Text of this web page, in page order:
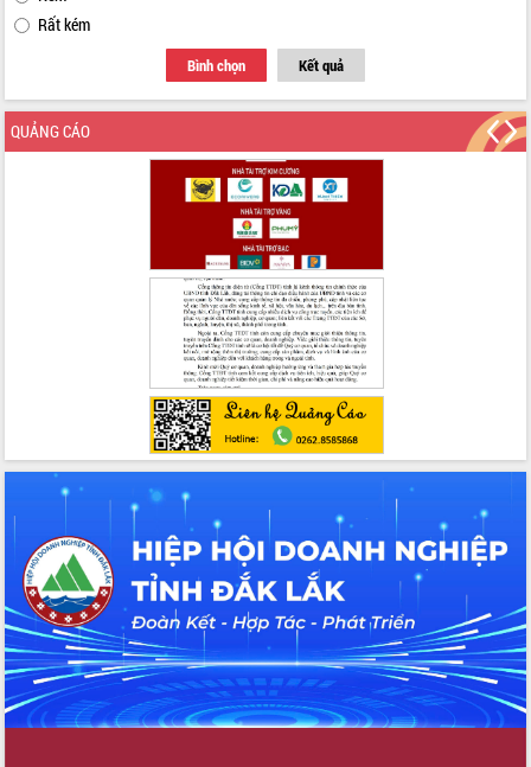
với Tập đoàn Bưu chính Viễn thông
Việt Nam
Thứ trưởng Bộ Y tế làm việc với tỉnh
cho trạm y tế cấp xã
du khách thông qua Hệ thống cơ sở dữ
Tập huấn ứng dụng trí tuệ nhân tạo (AI)
Đoàn đại biểu Quốc hội tỉnh Đắk Lắk
trao đổi thông tin trước Kỳ họp thứ
Quyết liệt cải cách hành chính, khơi
Nâng cao hiệu lực, hiệu quả HĐND
tỉnh thông qua hiện đại hóa hành chính
Xã Ea Phê gắn cải cách hành chính với
chuyển đổi số
Phó Chủ tịch Thường trực UBND tỉnh
Hồ Thị Nguyên Thảo làm việc tại Trung
tâm Phục vụ hành chính công xã Ea
Phê
Xây dựng nền hành chính số đồng
hành cùng nông dân dân, doanh nghiệp
Giai đoạn 2026-2030, Đắk Lắk phấn
đấu có 77% xã đạt chuẩn nông thôn
mới
Rất kém
Bình chọn Kết quả
QUẢNG CÁO